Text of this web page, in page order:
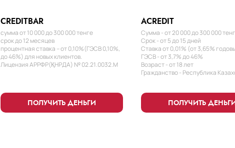
CREDITBAR
сумма от 10 000 до 300 000 тенге
срок до 12 месяцев
процентная ставка – от 0,10%(ГЭСВ 0,10%,
до 46%) для новых клиентов.
Лицензия АРРФР(ҚНРДА) № 02.21.0032.М
ПОЛУЧИТЬ ДЕНЬГИ
ACREDIT
Сумма - от 20 000 до 300 000
Срок - от 5 до 15 дней
Ставка от 0,01% (от 3,65%
ГЭСВ - от 3,7% до 46%
Возраст - от 18 лет
Гражданство - Республика
ПОЛУЧИТЬ